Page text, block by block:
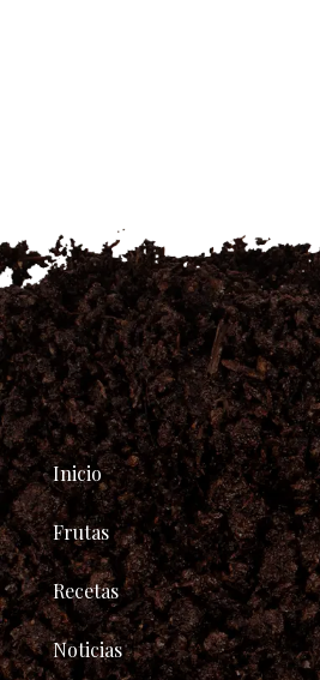
Inicio
Frutas
Recetas
Noticias